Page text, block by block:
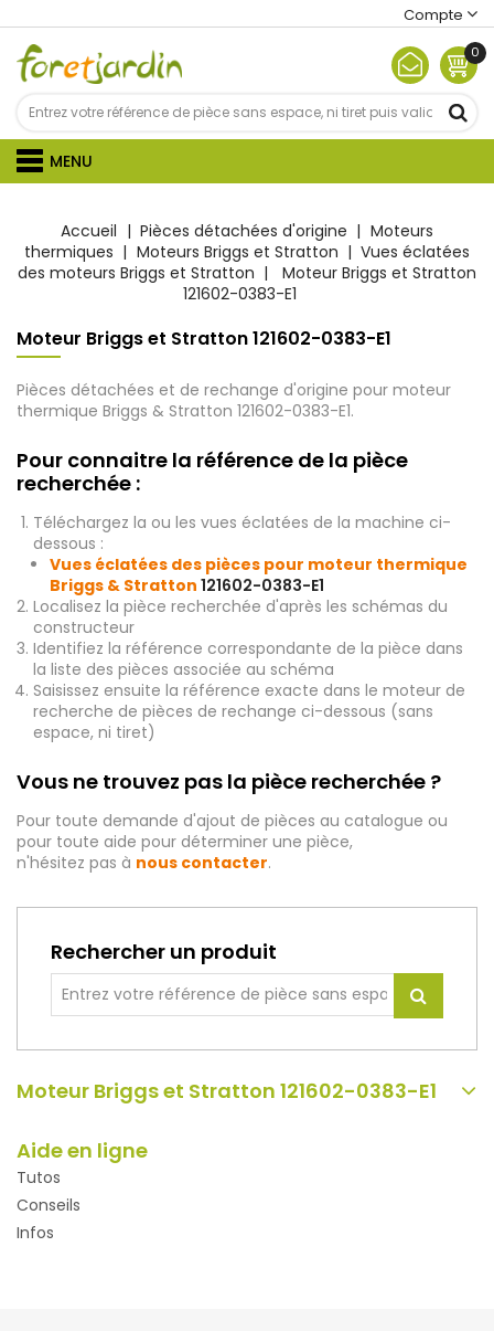
Compte
0
MENU
Accueil Pièces détachées d'origine
Moteurs
thermiques
Moteurs Briggs et Stratton
Vues éclatées
des moteurs Briggs et Stratton
Moteur Briggs et Stratton
121602-0383-E1
Moteur Briggs et Stratton 121602-0383-E1
Pièces détachées et de rechange d'origine pour moteur
thermique Briggs & Stratton 121602-0383-E1.
Pour connaitre la référence de la pièce
recherchée :
Téléchargez la ou les vues éclatées de la machine ci-
dessous :
Vues éclatées des pièces pour moteur thermique
Briggs & Stratton 121602-0383-E1
Localisez la pièce recherchée d'après les schémas du
constructeur
Identifiez la référence correspondante de la pièce dans
la liste des pièces associée au schéma
Saisissez ensuite la référence exacte dans le moteur de
recherche de pièces de rechange ci-dessous (sans
espace, ni tiret)
Vous ne trouvez pas la pièce recherchée ?
Pour toute demande d'ajout de pièces au catalogue ou
pour toute aide pour déterminer une pièce,
n'hésitez pas à nous contacter.
Rechercher un produit
Moteur Briggs et Stratton 121602-0383-E1
Aide en ligne
Tutos
Conseils
Infos